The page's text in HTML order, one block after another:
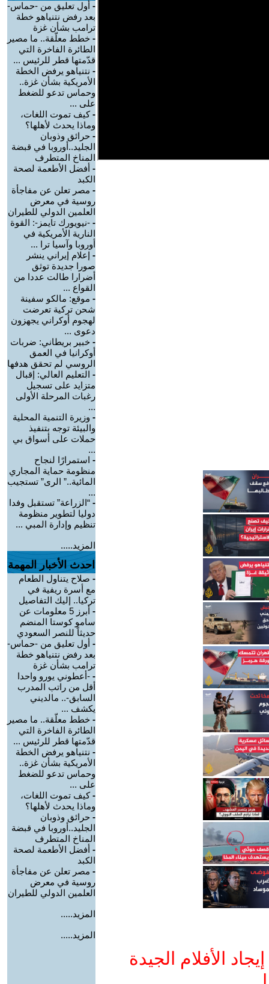
الأفلام الجيدة
- أول تعليق من -حماس-
بعد رفض نتنياهو خطة
ترامب بشأن غزة
- خطط معلّقة.. ما مصير
الطائرة الفاخرة التي
قدّمتها قطر للرئيس ...
- نتنياهو يرفض الخطة
الأمريكية بشأن غزة..
وحماس تدعو للضغط
على ...
-كيف تموت اللغات،
وماذا يحدث لأهلها؟
- حرائق وذوبان
الجليد..أوروبا في قبضة
المناخ المتطرف
- أفضل الأطعمة لصحة
الكبد
- مصر تعلن عن مفاجأة
روسية في معرض
العلمين الدولي للطيران
- -نيويورك تايمز-: القوة
النارية الأمريكية في
أوروبا وآسيا ترا ...
- إعلام إيراني ينشر
صورا جديدة توثق
أضرارا طالت عددا من
القواع ...
- موقع: مالكو سفينة
شحن تركية تعرضت
لهجوم أوكراني يجهزون
دعوى ...
- خبير بريطاني: ضربات
أوكرانيا في العمق
الروسي لم تحقق هدفها
- التعليم العالي: إقبال
متزايد على تسجيل
رغبات المرحلة الأولى
...
- وزيرة التنمية المحلية
والبيئة توجه بتنفيذ
حملات على أسواق بي
...
- استمرارًا لنجاح
منظومة حماية المجاري
المائية..” الرى” تستجيب
...
- “الزراعة” تستقبل وفدا
دوليا لتطوير منظومة
تنظيم وإدارة المبي ...
المزيد.....
احدث الأخبار المهمة
- صلاح يتناول الطعام
مع أسرة ريفية في
تركيا.. إليك التفاصيل
-
أبرز 5 معلومات عن
سامو كوستا المنضم
حديثاً للنصر السعودي
- أول تعليق من -حماس-
بعد رفض نتنياهو خطة
ترامب بشأن غزة
- -أعطوني يورو واحدا
أقل من راتب المدرب
السابق-.. مالديني
يكشف ...
- خطط معلّقة.. ما مصير
الطائرة الفاخرة التي
قدّمتها قطر للرئيس ...
- نتنياهو يرفض الخطة
الأمريكية بشأن غزة..
وحماس تدعو للضغط
على ...
-كيف تموت اللغات،
وماذا يحدث لأهلها؟
- حرائق وذوبان
الجليد..أوروبا في قبضة
المناخ المتطرف
- أفضل الأطعمة لصحة
الكبد
- مصر تعلن عن مفاجأة
روسية في معرض
العلمين الدولي للطيران
المزيد.....
المزيد.....